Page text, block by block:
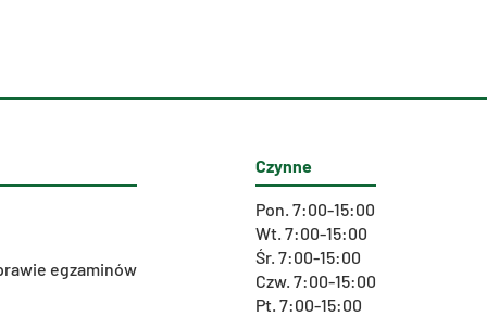
egzaminów
Czynne
Pon. 7:00-15:00
Wt. 7:00-15:00
Śr. 7:00-15:00
Czw. 7:00-15:00
Pt. 7:00-15:00